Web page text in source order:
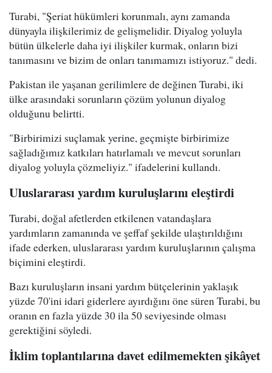
Turabi, "Şeriat hükümleri korunmalı, aynı zamanda
dünyayla ilişkilerimiz de gelişmelidir. Diyalog yoluyla
bütün ülkelerle daha iyi ilişkiler kurmak, onların bizi
tanımasını ve bizim de onları tanımamızı istiyoruz." dedi.
Pakistan ile yaşanan gerilimlere de değinen Turabi, iki
ülke arasındaki sorunların çözüm yolunun diyalog
olduğunu belirtti.
"Birbirimizi suçlamak yerine, geçmişte birbirimize
sağladığımız katkıları hatırlamalı ve mevcut sorunları
diyalog yoluyla çözmeliyiz." ifadelerini kullandı.
Uluslararası yardım kuruluşlarını eleştirdi
Turabi, doğal afetlerden etkilenen vatandaşlara
yardımların zamanında ve şeffaf şekilde ulaştırıldığını
ifade ederken, uluslararası yardım kuruluşlarının çalışma
biçimini eleştirdi.
Bazı kuruluşların insani yardım bütçelerinin yaklaşık
yüzde 70'ini idari giderlere ayırdığını öne süren Turabi, bu
oranın en fazla yüzde 30 ila 50 seviyesinde olması
gerektiğini söyledi.
İklim toplantılarına davet edilmemekten şikâyet